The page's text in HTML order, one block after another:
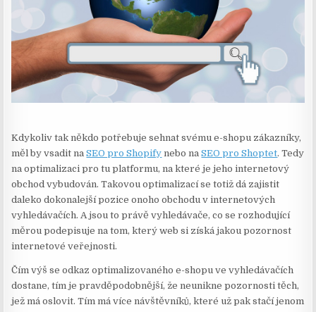
Kdykoliv tak někdo potřebuje sehnat svému e-shopu zákazníky,
měl by vsadit naSEO pro Shopify nebo naSEO pro Shoptet. Tedy
na optimalizaci pro tu platformu, na které je jeho internetový
obchod vybudován. Takovou optimalizací se totiž dá zajistit
daleko dokonalejší pozice onoho obchodu v internetových
vyhledávačích. A jsou to právě vyhledávače, co se rozhodující
měrou podepisuje na tom, který web si získá jakou pozornost
internetové veřejnosti.
Čím výš se odkaz optimalizovaného e-shopu ve vyhledávačích
dostane, tím je pravděpodobnější, že neunikne pozornosti těch,
jež má oslovit. Tím má více návštěvníků, které už pak stačí jenom